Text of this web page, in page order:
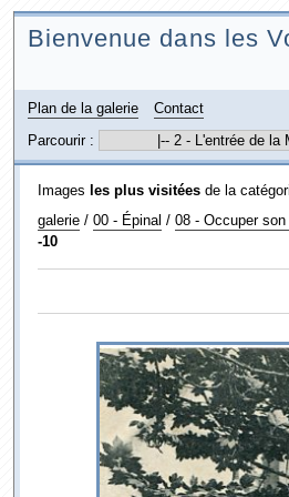
Bienvenue dans les
Plan de la galerie
Contact
Parcourir :
Images les plus visitéesde la
galerie/ 00 - Épinal / 08 - Occuper
-10